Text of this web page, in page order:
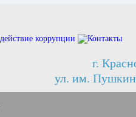
г.
ул. им.